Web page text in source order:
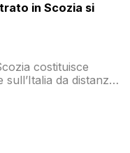
in Scozia si
costituisce
da distanza
italiani catalogabili
turisti,
media ormai